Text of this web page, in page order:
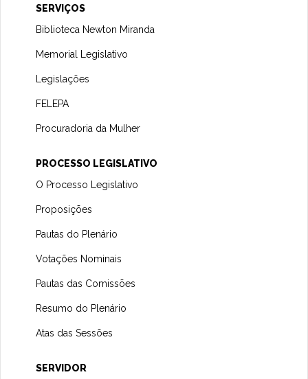
SERVIÇOS
Biblioteca Newton Miranda
Memorial Legislativo
Legislações
FELEPA
Procuradoria da Mulher
PROCESSO LEGISLATIVO
O Processo Legislativo
Proposições
Pautas do Plenário
Votações Nominais
Pautas das Comissões
Resumo do Plenário
Atas das Sessões
SERVIDOR